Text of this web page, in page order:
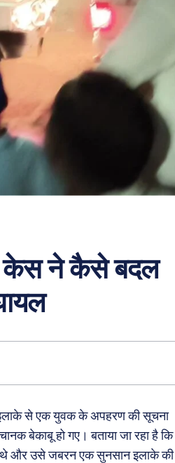
केस ने कैसे बदल
इलाके से एक युवक के अपहरण की सूचना
बेकाबू हो गए। बताया जा रहा है कि
थे और उसे जबरन एक सुनसान इलाके की